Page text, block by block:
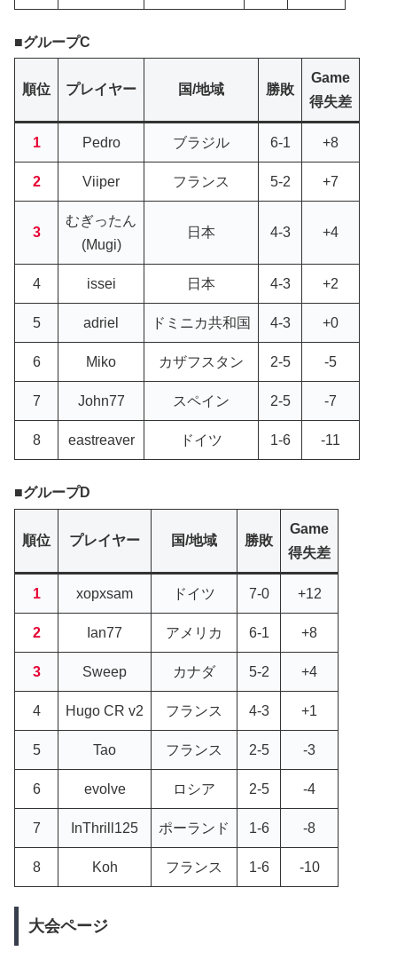
グループC
順位 プレイヤー 国/地域 勝敗
Game
得失差
1 Pedro ブラジル 6-1 +8
2 Viiper フランス 5-2 +7
3
むぎったん
(Mugi)
日本 4-3 +4
4 issei 日本 4-3 +2
5 adriel ドミニカ共和国 4-3 +0
6 Miko カザフスタン 2-5 -5
7 John77 スペイン 2-5 -7
8 eastreaver ドイツ 1-6 -11
グループD
順位 プレイヤー 国/地域 勝敗
Game
得失差
1 xopxsam ドイツ 7-0 +12
2 Ian77 アメリカ 6-1 +8
3 Sweep カナダ 5-2 +4
4 Hugo CR v2 フランス 4-3 +1
5 Tao フランス 2-5 -3
6 evolve ロシア 2-5 -4
7 InThrill125 ポーランド 1-6 -8
8 Koh フランス 1-6 -10
大会ページ